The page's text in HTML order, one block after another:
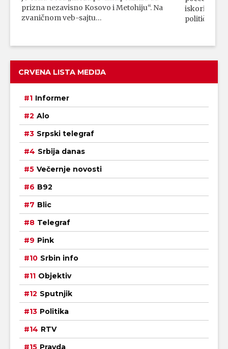
prizna nezavisno Kosovo i Metohiju“. Na
zvaničnom veb-sajtu…
iskorišćava
političkim
CRVENA LISTA MEDIJA
Informer
Alo
Srpski telegraf
Srbija danas
Večernje novosti
B92
Blic
Telegraf
Pink
Srbin info
Objektiv
Sputnjik
Politika
RTV
Pravda